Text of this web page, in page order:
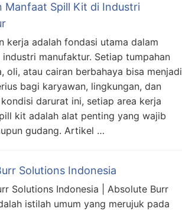
Manfaat Spill Kit di Industri
kerja adalah fondasi utama dalam
manufaktur. Setiap tumpahan
oli, atau cairan berbahaya bisa menjadi
bagi karyawan, lingkungan, dan
darurat ini, setiap area kerja
kit adalah alat penting yang wajib
gudang. Artikel …
Solutions Indonesia
Solutions Indonesia | Absolute Burr
istilah umum yang merujuk pada